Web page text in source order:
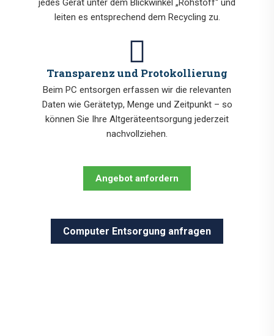
jedes Gerät unter dem Blickwinkel „Rohstoff“ und
leiten es entsprechend dem Recycling zu.
Transparenz und Protokollierung
Beim PC entsorgen erfassen wir die relevanten
Daten wie Gerätetyp, Menge und Zeitpunkt – so
können Sie Ihre Altgeräteentsorgung jederzeit
nachvollziehen.
Angebot anfordern
Computer Entsorgung anfragen